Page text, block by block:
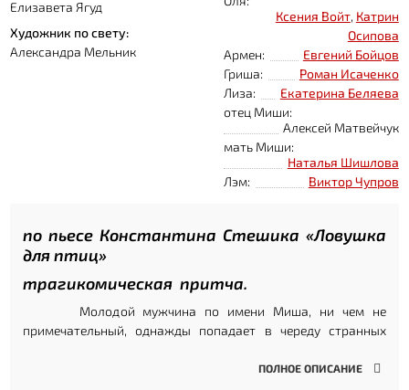
Елизавета Ягуд
Художник по свету:
Александра Мельник
Ксения Войт, Катрин
Осипова
Армен:
Евгений Бойцов
Гриша:
Роман Исаченко
Лиза:
Екатерина Беляева
отец Миши:
Алексей Матвейчук
мать Миши:
Наталья Шишлова
Лэм:
Виктор Чупров
по пьесе Константина Стешика «Ловушка
для птиц»
трагикомическая притча.
Молодой мужчина по имени Миша, ни чем не
примечательный, однажды попадает в череду странных
начинает рушиться прямо на глазах, да ещё и по законам